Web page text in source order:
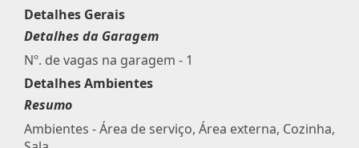
Detalhes Gerais
Detalhes da Garagem
Nº. de vagas na garagem - 1
Detalhes Ambientes
Resumo
Ambientes - Área de serviço, Área externa, Cozinha,